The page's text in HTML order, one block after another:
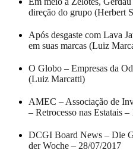
direção do grupo (Herbert
Após desgaste com Lava
em suas marcas (Luiz
O Globo – Empresas da
(Luiz Marcatti)
AMEC – Associação de
– Retrocesso nas Estatais
DCGI Board News – Die
der Woche – 28/07/2017